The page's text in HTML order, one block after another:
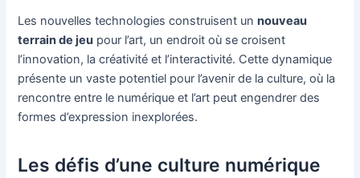
Les nouvelles technologies construisent unnouveau
terrain de jeu pour l’art, un endroit où se croisent
l’innovation, la créativité et l’interactivité. Cette dynamique
présente un vaste potentiel pour l’avenir de la culture, où la
rencontre entre le numérique et l’art peut engendrer des
formes d’expression inexplorées.
Les défis d’une culture numérique